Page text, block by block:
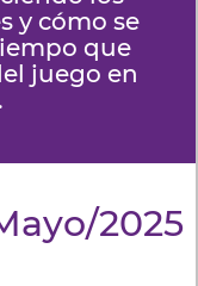
y cómo se
que
juego en
2025